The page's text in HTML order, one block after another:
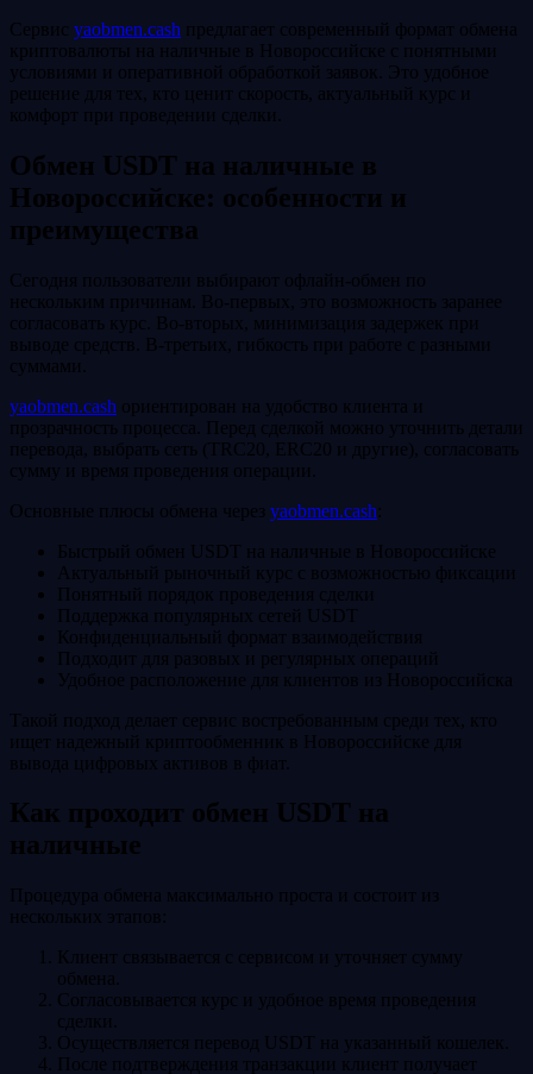
Сервис yaobmen.cash предлагает современный формат обмена
криптовалюты на наличные в Новороссийске с понятными
условиями и оперативной обработкой заявок. Это удобное
решение для тех, кто ценит скорость, актуальный курс и
комфорт при проведении сделки.
Обмен USDT на наличные в
Новороссийске: особенности и
преимущества
Сегодня пользователи выбирают офлайн-обмен по
нескольким причинам. Во‑первых, это возможность заранее
согласовать курс. Во‑вторых, минимизация задержек при
выводе средств. В‑третьих, гибкость при работе с разными
суммами.
yaobmen.cash ориентирован на удобство клиента и
прозрачность процесса. Перед сделкой можно уточнить детали
перевода, выбрать сеть (TRC20, ERC20 и другие), согласовать
сумму и время проведения операции.
Основные плюсы обмена через yaobmen.cash:
Быстрый обмен USDT на наличные в Новороссийске
Актуальный рыночный курс с возможностью фиксации
Понятный порядок проведения сделки
Поддержка популярных сетей USDT
Конфиденциальный формат взаимодействия
Подходит для разовых и регулярных операций
Удобное расположение для клиентов из Новороссийска
Такой подход делает сервис востребованным среди тех, кто
ищет надежный криптообменник в Новороссийске для
вывода цифровых активов в фиат.
Как проходит обмен USDT на
наличные
Процедура обмена максимально проста и состоит из
нескольких этапов:
Клиент связывается с сервисом и уточняет сумму
обмена.
Согласовывается курс и удобное время проведения
сделки.
Осуществляется перевод USDT на указанный кошелек.
После подтверждения транзакции клиент получает